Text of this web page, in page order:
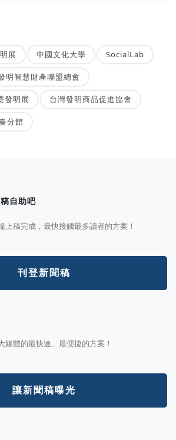
展 中國文化大學 SocialLab
明智慧財產聯盟總會
發明展 台灣發明商品促進協會
分館
自助吧
上稿完成，最快接觸最多讀者的方案！
刊登新聞稿
媒體的最快速、最便捷的方案！
讓新聞稿曝光